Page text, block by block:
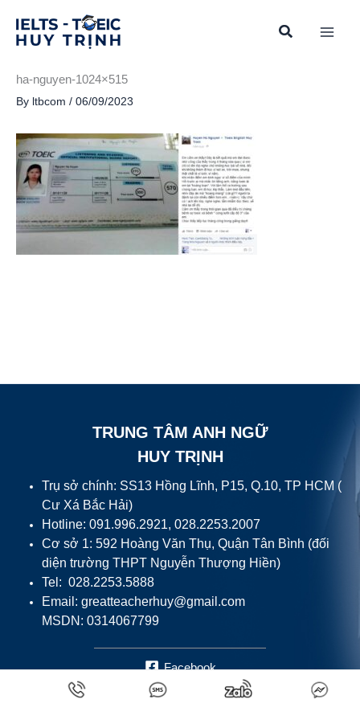
content
ha-nguyen-1024×515
By ltbcom / 06/09/2023
TRUNG TÂM ANH NGỮ
HUY TRỊNH
Trụ sở chính: SS13 Hồng Lĩnh, P15, Q.10, TP HCM (
Cư Xá Bắc Hải)
Hotline: 091.996.2921, 028.2253.2007
Cơ sở 1: 592 Hoàng Văn Thụ, Quận Tân Bình (đối
diện trường THPT Nguyễn Thượng Hiền)
Tel: 028.2253.5888
Email: greatteacherhuy@gmail.com
MSDN: 0314067799
Facebook